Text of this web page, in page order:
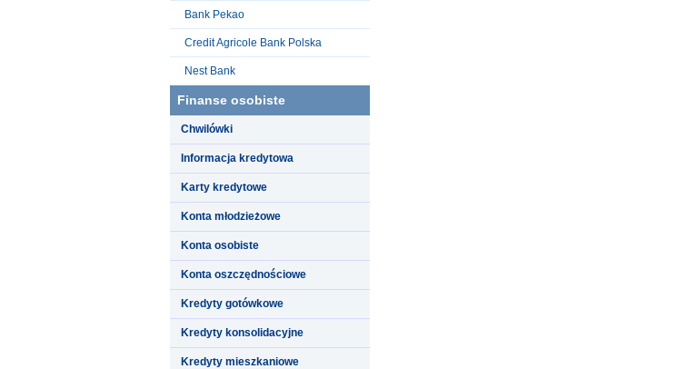
Bank Pekao
Credit Agricole Bank Polska
Nest Bank
Finanse osobiste
Chwilówki
Informacja kredytowa
Karty kredytowe
Konta młodzieżowe
Konta osobiste
Konta oszczędnościowe
Kredyty gotówkowe
Kredyty konsolidacyjne
Kredyty mieszkaniowe